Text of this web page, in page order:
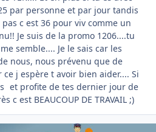
par personne et par jour tandis
c est 36 pour viv comme un
Je suis de la promo 1206....tu
semble.... Je le sais car les
nous, nous prévenu que de
j espère t avoir bien aider.... Si
et profite de tes dernier jour de
c est BEAUCOUP DE TRAVAIL ;)